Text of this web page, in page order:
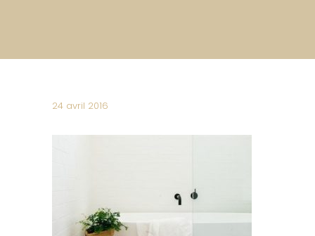
24 avril 2016